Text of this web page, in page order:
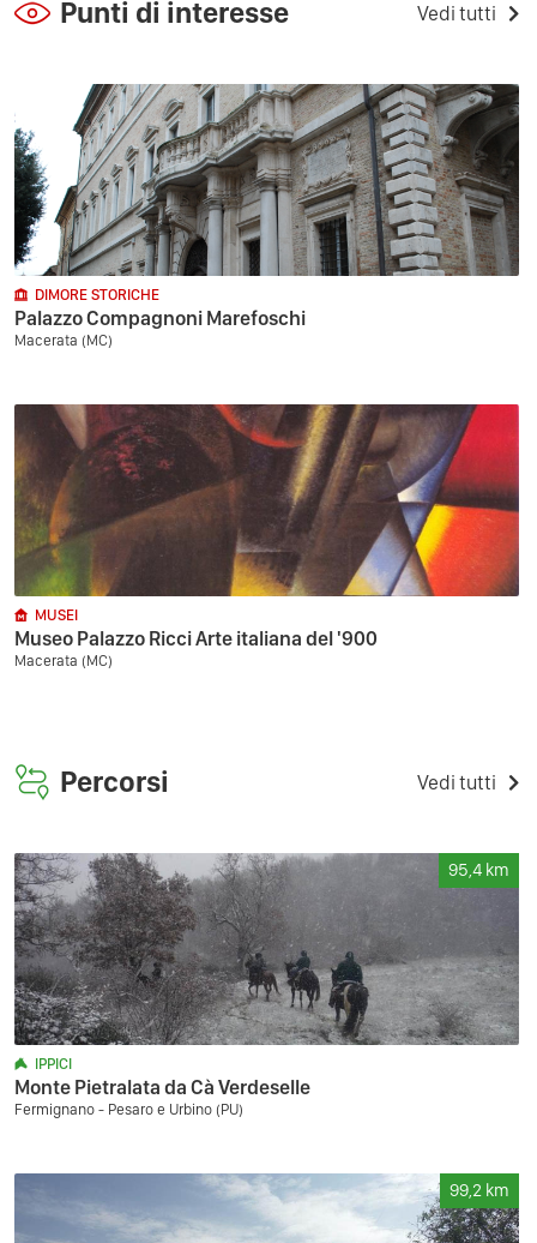
Punti di interesse Vedi tutti
DIMORE STORICHE
Palazzo Compagnoni Marefoschi
Macerata (MC)
MUSEI
Museo Palazzo Ricci Arte italiana del '900
Macerata (MC)
Percorsi Vedi tutti
95,4 km
IPPICI
Monte Pietralata da Cà Verdeselle
Fermignano - Pesaro e Urbino (PU)
99,2 km